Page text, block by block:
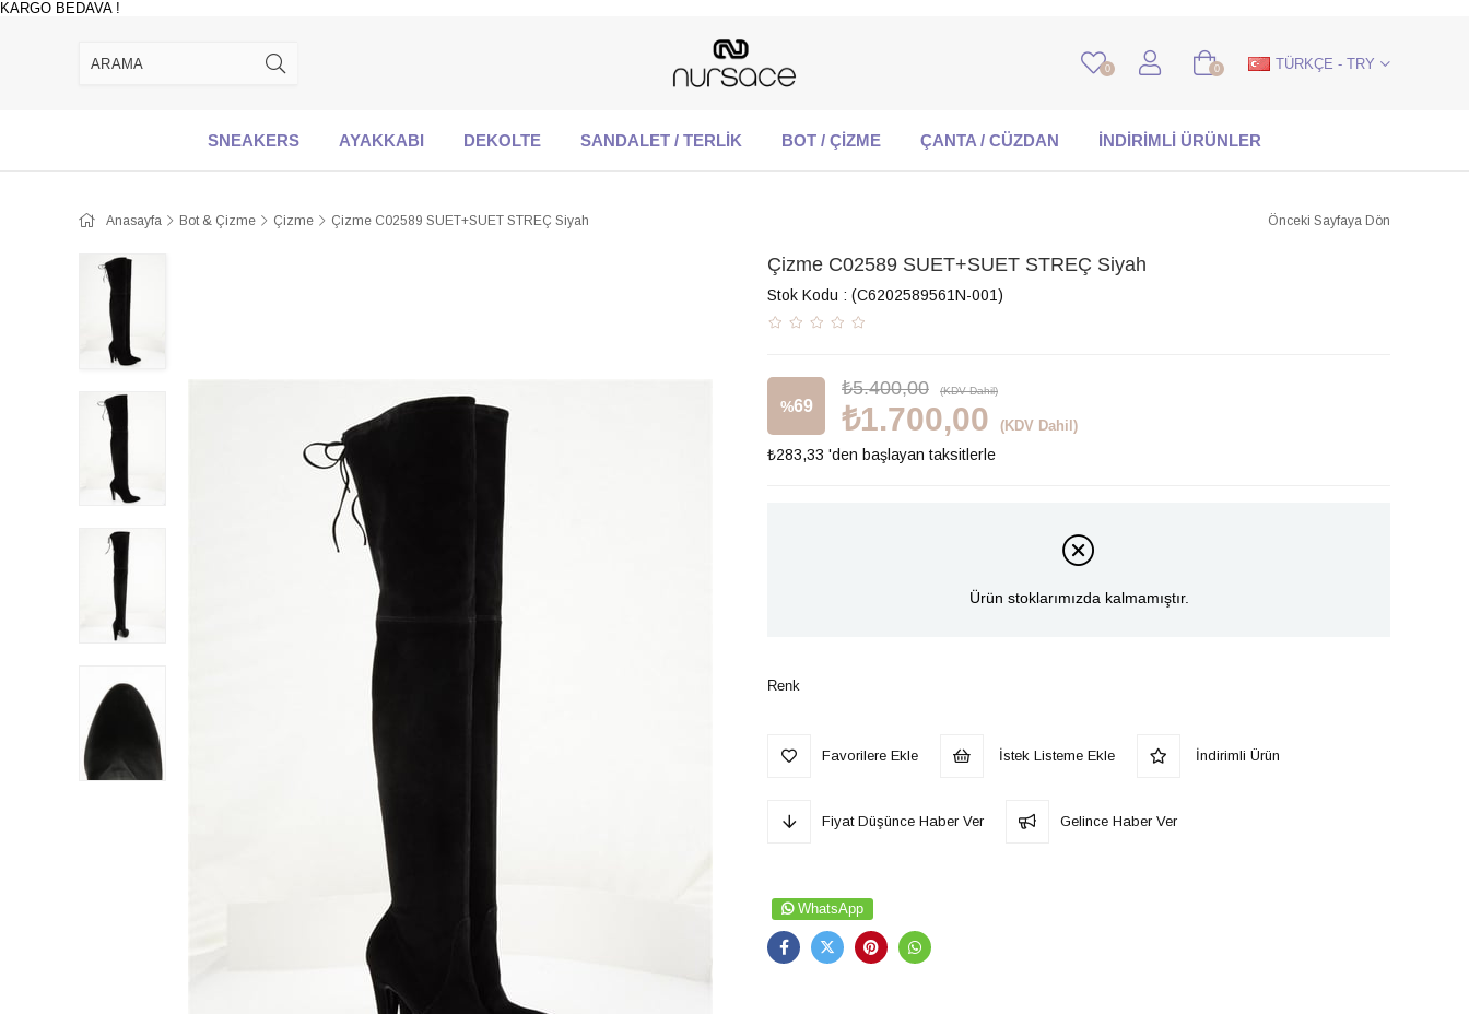
KARGO BEDAVA !
0 0 TÜRKÇE - TRY
SNEAKERS AYAKKABI DEKOLTE SANDALET / TERLİK BOT / ÇİZME ÇANTA / CÜZDAN İNDİRİMLİ ÜRÜNLER
Anasayfa Bot & Çizme Çizme Çizme C02589 SUET+SUET STREÇ Siyah Önceki Sayfaya Dön
Çizme C02589 SUET+SUET STREÇ Siyah
Stok Kodu (C6202589561N-001)
%69
İndirim
₺5.400,00 (KDV Dahil)
₺1.700,00 (KDV Dahil)
₺283,33 'den başlayan taksitlerle
Ürün stoklarımızda kalmamıştır.
Renk
Favorilere Ekle İstek Listeme Ekle İndirimli Ürün
Fiyat Düşünce Haber Ver Gelince Haber Ver
WhatsApp